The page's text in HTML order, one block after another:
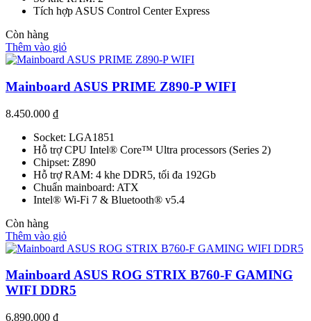
Tích hợp ASUS Control Center Express
Còn hàng
Thêm vào giỏ
Mainboard ASUS PRIME Z890-P WIFI
8.450.000 ₫
Socket: LGA1851
Hỗ trợ CPU Intel® Core™ Ultra processors (Series 2)
Chipset: Z890
Hỗ trợ RAM: 4 khe DDR5, tối đa 192Gb
Chuẩn mainboard: ATX
Intel® Wi-Fi 7 & Bluetooth® v5.4
Còn hàng
Thêm vào giỏ
Mainboard ASUS ROG STRIX B760-F GAMING
WIFI DDR5
6.890.000 ₫